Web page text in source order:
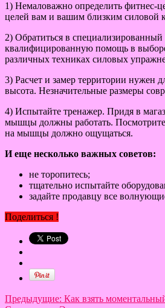
1) Немаловажно определить фитнес-
целей вам и вашим близким силовой
2) Обратиться в
квалифицированную помощь в
различных техниках силовых
3) Расчет и замер территории нужен
высота. Незначительные размеры
4) Испытайте тренажер. Придя в
мышцы должны работать.
на мышцы должно ощущаться.
И еще несколько важных советов:
не торопитесь;
тщательно испытайте
задайте продавцу все
Поделиться !
Предыдущие: Как взять